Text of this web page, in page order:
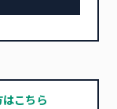
こちら